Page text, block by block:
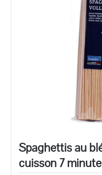
Spaghettis au
cuisson 7